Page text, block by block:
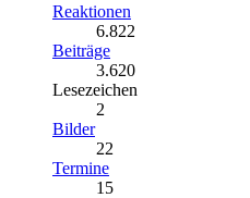
Reaktionen
6.822
Beiträge
3.620
Lesezeichen
2
Bilder
22
Termine
15